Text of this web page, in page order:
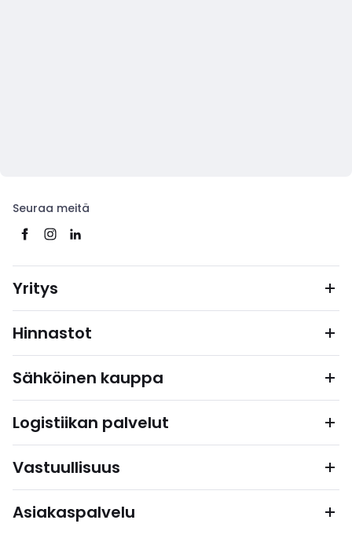
Seuraa meitä
Yritys
Hinnastot
Sähköinen kauppa
Logistiikan palvelut
Vastuullisuus
Asiakaspalvelu